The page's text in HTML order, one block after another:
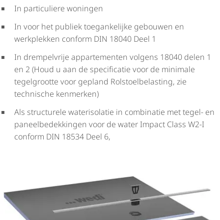
In particuliere woningen
In voor het publiek toegankelijke gebouwen en
werkplekken conform DIN 18040 Deel 1
In drempelvrije appartementen volgens 18040 delen 1
en 2 (Houd u aan de specificatie voor de minimale
tegelgrootte voor gepland Rolstoel­be­las­ting, zie
technische kenmerken)
Als structurele waterisolatie in combinatie met tegel- en
paneel­be­dek­kingen voor de water Impact Class W2-I
conform DIN 18534 Deel 6,